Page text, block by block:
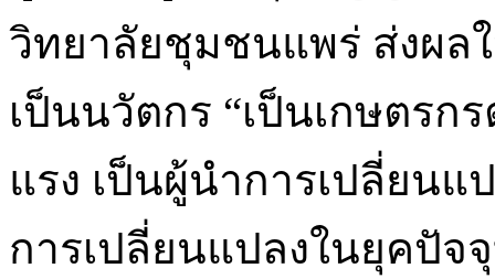
วิทยาลัยชุมชนแพร่ ส่งผ
เป็นนวัตกร “เป็นเกษตรก
แรง เป็นผู้นำการเปลี่ยน
การเปลี่ยนแปลงในยุคปั